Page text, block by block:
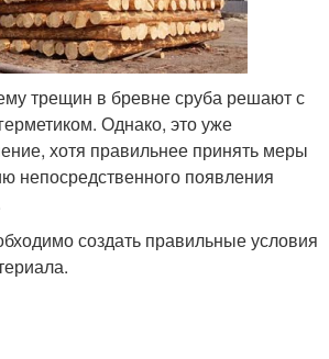
трещин в бревне сруба решают с
Однако, это уже
хотя правильнее принять меры
непосредственного появления
создать правильные условия